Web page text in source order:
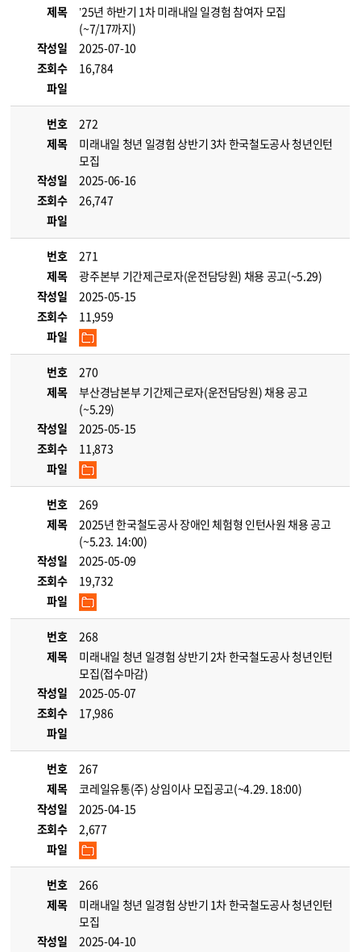
제목
’25년 하반기 1차 미래내일 일경험 참여자 모집
(~7/17까지)
작성일
2025-07-10
조회수
16,784
파일
번호
272
제목
미래내일 청년 일경험 상반기 3차 한국철도공사 청년인턴
모집
작성일
2025-06-16
조회수
26,747
파일
번호
271
제목
광주본부 기간제근로자(운전담당원) 채용 공고(~5.29)
작성일
2025-05-15
조회수
11,959
파일
번호
270
제목
부산경남본부 기간제근로자(운전담당원) 채용 공고
(~5.29)
작성일
2025-05-15
조회수
11,873
파일
번호
269
제목
2025년 한국철도공사 장애인 체험형 인턴사원 채용 공고
(~5.23. 14:00)
작성일
2025-05-09
조회수
19,732
파일
번호
268
제목
미래내일 청년 일경험 상반기 2차 한국철도공사 청년인턴
모집(접수마감)
작성일
2025-05-07
조회수
17,986
파일
번호
267
제목
코레일유통(주) 상임이사 모집공고(~4.29. 18:00)
작성일
2025-04-15
조회수
2,677
파일
번호
266
제목
미래내일 청년 일경험 상반기 1차 한국철도공사 청년인턴
모집
작성일
2025-04-10